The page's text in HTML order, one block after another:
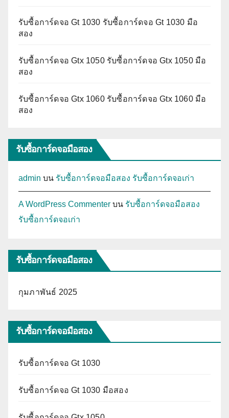
รับซื้อการ์ดจอ Gt 1030 รับซื้อการ์ดจอ Gt 1030 มือ
สอง
รับซื้อการ์ดจอ Gtx 1050 รับซื้อการ์ดจอ Gtx 1050 มือ
สอง
รับซื้อการ์ดจอ Gtx 1060 รับซื้อการ์ดจอ Gtx 1060 มือ
สอง
รับซื้อการ์ดจอมือสอง
admin บน รับซื้อการ์ดจอมือสอง รับซื้อการ์ดจอเก่า
A WordPress Commenter บน รับซื้อการ์ดจอมือสอง
รับซื้อการ์ดจอเก่า
รับซื้อการ์ดจอมือสอง
กุมภาพันธ์ 2025
รับซื้อการ์ดจอมือสอง
รับซื้อการ์ดจอ Gt 1030
รับซื้อการ์ดจอ Gt 1030 มือสอง